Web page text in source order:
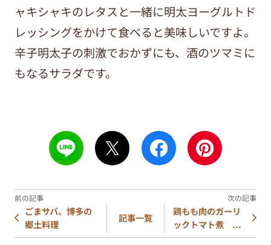
ャキシャキのレタスと一緒に明太ヨーグルトド
レッシングをかけて食べると美味しいですよ。
辛子明太子の刺激でおかずにも、酒のツマミに
もなるサラダです。
ごまサバ、博多の
郷土料理
記事一覧
鶏もも肉のガーリ
ックトマト煮 ...